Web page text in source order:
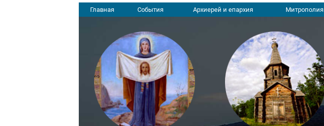
Главная События Архиерей и епархия Митрополия